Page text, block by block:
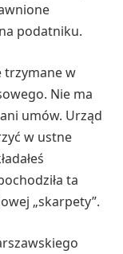
podatniku.
trzymane w
Nie ma
umów. Urząd
w ustne
ta
„skarpety”.